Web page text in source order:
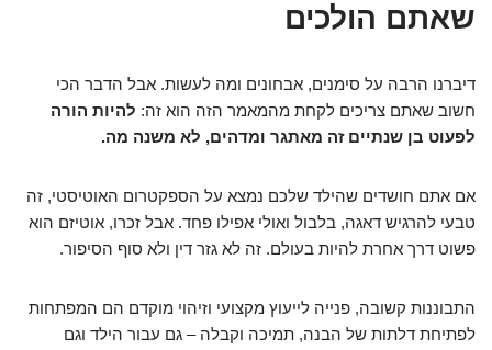
שאתם הולכים
דיברנו הרבה על סימנים, אבחונים ומה לעשות. אבל הדבר הכי
חשוב שאתם צריכים לקחת מהמאמר הזה הוא זה: להיות הורה
לפעוט בן שנתיים זה מאתגר ומדהים, לא משנה מה.
אם אתם חושדים שהילד שלכם נמצא על הספקטרום האוטיסטי, זה
טבעי להרגיש דאגה, בלבול ואולי אפילו פחד. אבל זכרו, אוטיזם הוא
פשוט דרך אחרת להיות בעולם. זה לא גזר דין ולא סוף הסיפור.
התבוננות קשובה, פנייה לייעוץ מקצועי וזיהוי מוקדם הם המפתחות
לפתיחת דלתות של הבנה, תמיכה וקבלה – גם עבור הילד וגם